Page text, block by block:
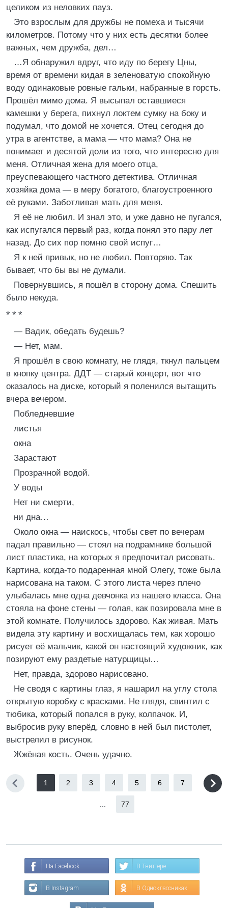
целиком из неловких пауз.
Это взрослым для дружбы не помеха и тысячи
километров. Потому что у них есть десятки более
важных, чем дружба, дел…
…Я обнаружил вдруг, что иду по берегу Цны,
время от времени кидая в зеленоватую спокойную
воду одинаковые ровные гальки, набранные в горсть.
Прошёл мимо дома. Я высыпал оставшиеся
камешки у берега, пихнул локтем сумку на боку и
подумал, что домой не хочется. Отец сегодня до
утра в агентстве, а мама — что мама? Она не
понимает и десятой доли из того, что интересно для
меня. Отличная жена для моего отца,
преуспевающего частного детектива. Отличная
хозяйка дома — в меру богатого, благоустроенного
её руками. Заботливая мать для меня.
Я её не любил. И знал это, и уже давно не пугался,
как испугался первый раз, когда понял это пару лет
назад. До сих пор помню свой испуг…
Я к ней привык, но не любил. Повторяю. Так
бывает, что бы вы не думали.
Повернувшись, я пошёл в сторону дома. Спешить
было некуда.
* * *
— Вадик, обедать будешь?
— Нет, мам.
Я прошёл в свою комнату, не глядя, ткнул пальцем
в кнопку центра. ДДТ — старый концерт, вот что
оказалось на диске, который я поленился вытащить
вчера вечером.
Побледневшие
листья
окна
Зарастают
Прозрачной водой.
У воды
Нет ни смерти,
ни дна…
Около окна — наискось, чтобы свет по вечерам
падал правильно — стоял на подрамнике большой
лист пластика, на которых я предпочитал рисовать.
Картина, когда-то подаренная мной Олегу, тоже была
нарисована на таком. С этого листа через плечо
улыбалась мне одна девчонка из нашего класса. Она
стояла на фоне стены — голая, как позировала мне в
этой комнате. Получилось здорово. Как живая. Мать
видела эту картину и восхищалась тем, как хорошо
рисует её мальчик, какой он настоящий художник, как
позируют ему раздетые натурщицы…
Нет, правда, здорово нарисовано.
Не сводя с картины глаз, я нашарил на углу стола
открытую коробку с красками. Не глядя, свинтил с
тюбика, который попался в руку, колпачок. И,
выбросив руку вперёд, словно в ней был пистолет,
выстрелил в рисунок.
Жжёная кость. Очень удачно.
1 2 3 4 5 6 7
77
На Facebook В Твиттере
В Instagram В Одноклассниках